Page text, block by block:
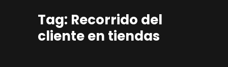
Tag: Recorrido del
cliente en tiendas